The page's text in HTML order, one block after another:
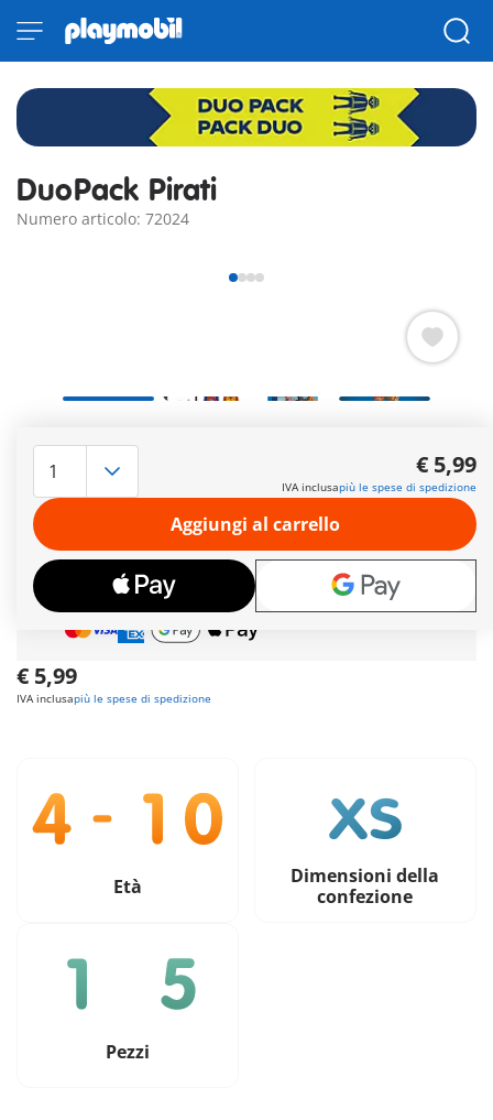
DuoPack Pirati
Numero articolo: 72024
l’altro brandisce sciabola e bandiera. Il prossimo scontro è già
scritto!
Ulteriori informazioni
Tempi di consegnaattualmente 6-8 giorni lavorativi!
Spedizione gratuitaper ordini da49,90€
Pagamento sicuro
e flessibile
€ 5,99
IVA inclusapiù le spese di spedizione
€ 5,99
IVA inclusapiù le spese di spedizione
Aggiungi al carrello
Età
Dimensioni della
confezione
Pezzi